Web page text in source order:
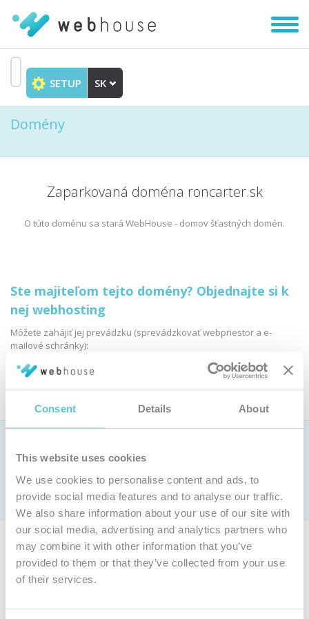
Consent Details About
This website uses cookies
We use cookies to personalise content and ads, to
provide social media features and to analyse our traffic.
We also share information about your use of our site with
our social media, advertising and analytics partners who
may combine it with other information that you’ve
provided to them or that they’ve collected from your use
of their services.
obsah
|
Skryť
SETUP SK
Domény
Zaparkovaná doména roncarter.sk
O túto doménu sa stará WebHouse - domov šťastných domén.
Ste majiteľom tejto domény? Objednajte si k
nej webhosting
Môžete zahájiť jej prevádzku (sprevádzkovať webpriestor a e-
mailové schránky):
Objednať webhosting
Len u nás webhosting už od 0,9 € bez DPH mesačne ( cenník)
s jedinečnougaranciou 100 % dostupnosti
Ak nie ste majiteľom tejto domény, môžete si objednať vlastnú
doménu a webhosting.